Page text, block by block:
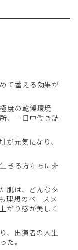
て蓄える効果が
度の乾燥環境
、一日中働き詰
が元気になり、
きる方たちに非
肌は、どんなタ
理想のベースメ
がり感が美しく
、出演者の人生
た。